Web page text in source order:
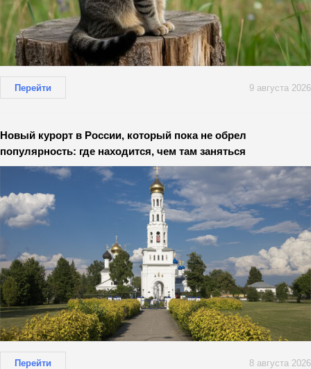
Перейти 9 августа 2026
Новый курорт в России, который пока не обрел
популярность: где находится, чем там заняться
Перейти 8 августа 2026